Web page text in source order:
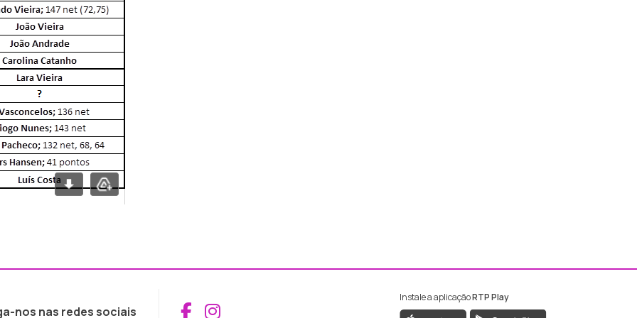
nos nas redes sociais Aceder ao Facebook da RTP Madeira
Aceder ao Instagram da RTP Madeira
Instale a aplicaçãoRTP Play